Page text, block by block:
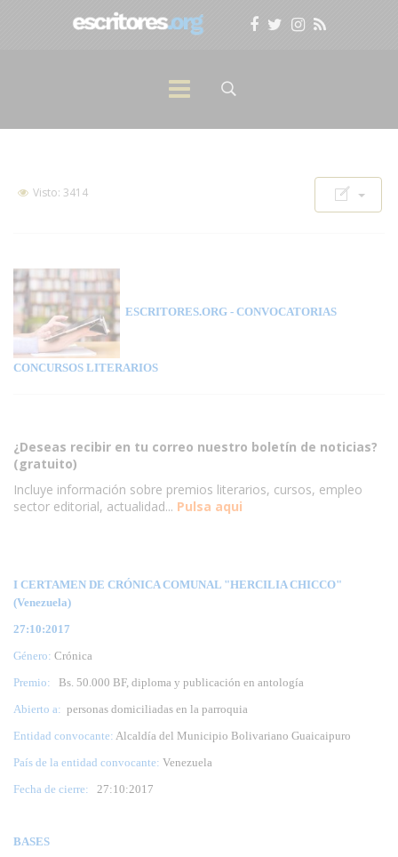
Visto: 3414
ESCRITORES.ORG - CONVOCATORIAS
CONCURSOS LITERARIOS
¿Deseas recibir en tu correo nuestro boletín de noticias?
(gratuito)
Incluye información sobre premios literarios, cursos, empleo
sector editorial, actualidad... Pulsa aqui
I CERTAMEN DE CRÓNICA COMUNAL "HERCILIA CHICCO"
(Venezuela)
27:10:2017
Género: Crónica
Premio:
Bs. 50.000 BF, diploma y publicación en antología
Abierto a: personas domiciliadas en la parroquia
Entidad convocante: Alcaldía del Municipio Bolivariano Guaicaipuro
País de la entidad convocante: Venezuela
Fecha de cierre: 27:10:2017
BASES